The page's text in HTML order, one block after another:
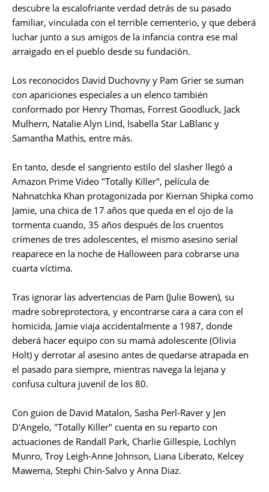
descubre la escalofriante verdad detrás de su pasado
familiar, vinculada con el terrible cementerio, y que deberá
luchar junto a sus amigos de la infancia contra ese mal
arraigado en el pueblo desde su fundación.
Los reconocidos David Duchovny y Pam Grier se suman
con apariciones especiales a un elenco también
conformado por Henry Thomas, Forrest Goodluck, Jack
Mulhern, Natalie Alyn Lind, Isabella Star LaBlanc y
Samantha Mathis, entre más.
En tanto, desde el sangriento estilo del slasher llegó a
Amazon Prime Video "Totally Killer", película de
Nahnatchka Khan protagonizada por Kiernan Shipka como
Jamie, una chica de 17 años que queda en el ojo de la
tormenta cuando, 35 años después de los cruentos
crímenes de tres adolescentes, el mismo asesino serial
reaparece en la noche de Halloween para cobrarse una
cuarta víctima.
Tras ignorar las advertencias de Pam (Julie Bowen), su
madre sobreprotectora, y encontrarse cara a cara con el
homicida, Jamie viaja accidentalmente a 1987, donde
deberá hacer equipo con su mamá adolescente (Olivia
Holt) y derrotar al asesino antes de quedarse atrapada en
el pasado para siempre, mientras navega la lejana y
confusa cultura juvenil de los 80.
Con guion de David Matalon, Sasha Perl-Raver y Jen
D'Angelo, "Totally Killer" cuenta en su reparto con
actuaciones de Randall Park, Charlie Gillespie, Lochlyn
Munro, Troy Leigh-Anne Johnson, Liana Liberato, Kelcey
Mawema, Stephi Chin-Salvo y Anna Diaz.